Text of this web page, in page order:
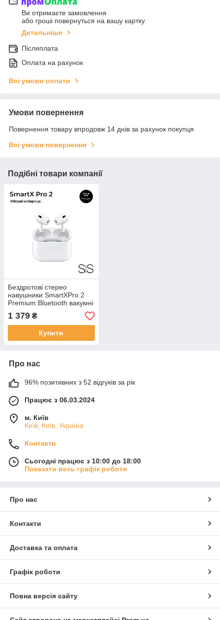
Ви отримаєте замовлення
або гроші повернуться на вашу картку
Детальніше
Післяплата
Оплата на рахунок
Всі умови оплати
Умови повернення
Повернення товару впродовж 14 днів за рахунок покупця
Всі умови повернення
Подібні товари компанії
Бездротові стерео
навушники SmartXPro 2
Premium Bluetooth вакумні
шумоподавленням для
бігу
1 379 ₴
Купити
Про нас
96% позитивних з 52 відгуків за рік
Працює з 06.03.2024
м. Київ
Київ, Київ, Україна
Контакти
Сьогодні працює з 10:00 до 18:00
Показати весь графік роботи
Про нас
Контакти
Доставка та оплата
Графік роботи
Повна версія сайту